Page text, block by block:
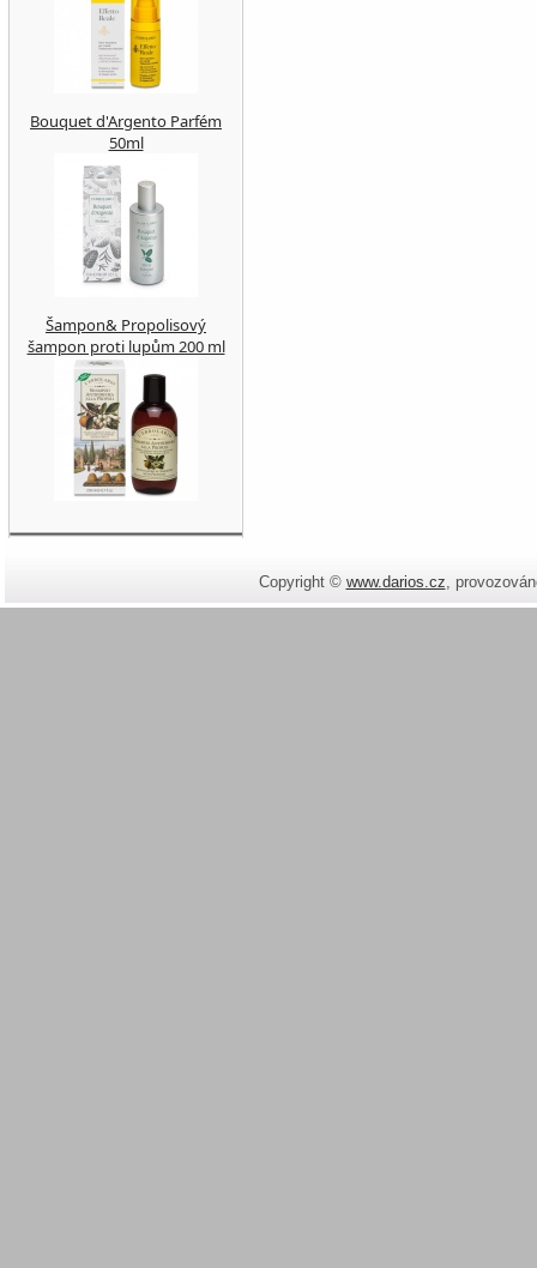
Bouquet d'Argento Parfém
50ml
Šampon& Propolisový
šampon proti lupům 200 ml
Copyright © www.darios.cz,